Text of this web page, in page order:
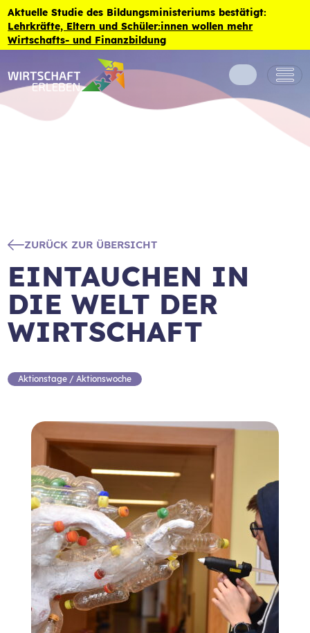
Zum Inhalt der Seite springen
Aktuelle Studie des Bildungsministeriums bestätigt:
Lehrkräfte, Eltern und Schüler:innen wollen mehr
Wirtschafts- und Finanzbildung
ZURÜCK ZUR ÜBERSICHT
EINTAUCHEN IN
DIE WELT DER
WIRTSCHAFT
Aktionstage / Aktionswoche